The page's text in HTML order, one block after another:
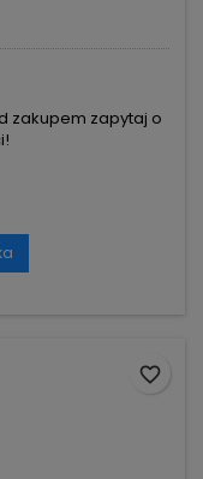
zakupem zapytaj o
favorite_border